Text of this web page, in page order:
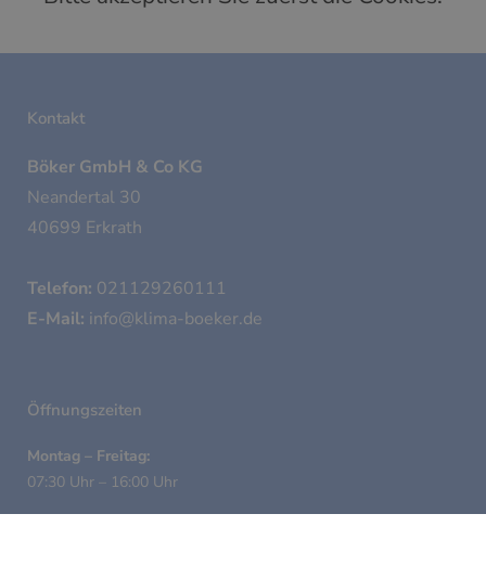
Kontakt
Böker GmbH & Co KG
Neandertal 30
40699 Erkrath
Telefon: 021129260111
E-Mail: info@klima-boeker.de
Öffnungszeiten
Montag – Freitag:
07:30 Uhr – 16:00 Uhr